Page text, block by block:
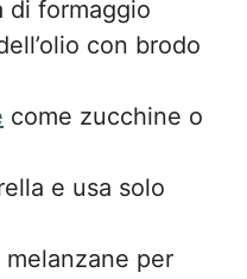
di formaggio
con brodo
come zucchine o
e usa solo
per